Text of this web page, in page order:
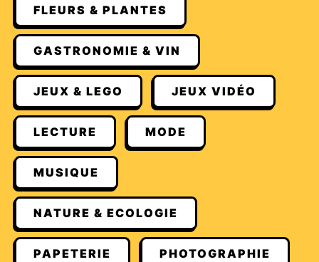
FLEURS & PLANTES
GASTRONOMIE & VIN
JEUX & LEGO JEUX VIDÉO
LECTURE MODE
MUSIQUE
NATURE & ECOLOGIE
PAPETERIE PHOTOGRAPHIE